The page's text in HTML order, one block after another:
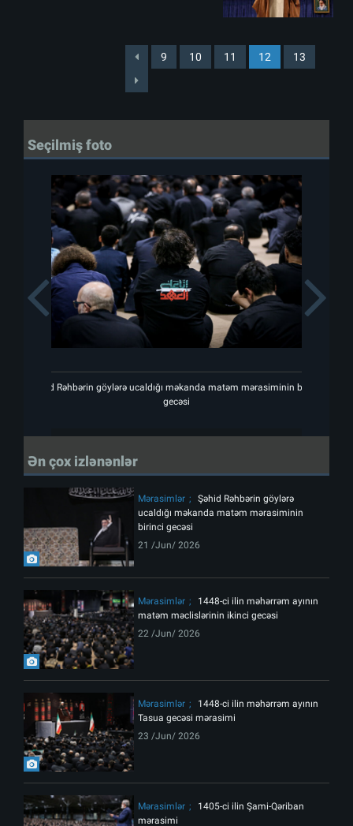
9 10 11 12 13
Seçilmiş foto
Şəhid Rəhbərin göylərə ucaldığı məkanda matəm mərasiminin birinci
gecəsi
Previous
Ən çox izlənənlər
Mərasimlər
Şəhid Rəhbərin göylərə
ucaldığı məkanda matəm mərasiminin
birinci gecəsi
21 /Jun/ 2026
Mərasimlər
1448-ci ilin məhərrəm ayının
matəm məclislərinin ikinci gecəsi
22 /Jun/ 2026
Mərasimlər
1448-ci ilin məhərrəm ayının
Tasua gecəsi mərasimi
23 /Jun/ 2026
Mərasimlər
1405-ci ilin Şami-Qəriban
mərasimi